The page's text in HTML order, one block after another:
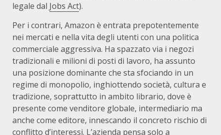
legale dal Jobs Act).
Per i contrari, Amazon è entrata prepotentemente
nei mercati e nella vita degli utenti con una politica
commerciale aggressiva. Ha spazzato via i negozi
tradizionali e milioni di posti di lavoro, ha assunto
una posizione dominante che sta sfociando in un
regime di monopolio, inghiottendo società, cultura e
tradizione, soprattutto in ambito librario, dove è
presente come venditore globale, intermediario ma
anche come editore, innescando il concreto rischio di
conflitto d’interessi. L’azienda pensa solo a